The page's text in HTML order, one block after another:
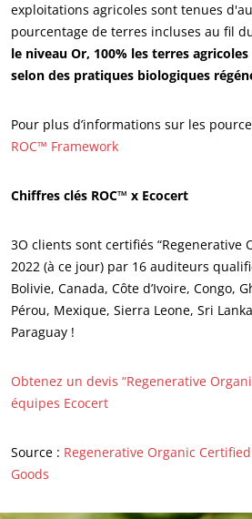
Cosmétique
Textile
Produits de la maison
Emballages durables
exploitations agricoles sont tenues
pourcentage de terres incluses au fil
le niveau Or, 100% les terres
selon des pratiques biologiques
Pour plus d’informations sur les
ROC™ Framework
Chiffres clés ROC™ x Ecocert
3O clients sont certifiés “Regenerative
2022 (à ce jour) par 16 auditeurs
Bolivie, Canada, Côte d’Ivoire, Congo,
Pérou, Mexique, Sierra Leone, Sri
Paraguay !
Obtenez un devis “Regenerative
équipes Ecocert
Source : Regenerative Organic Certified
Goods